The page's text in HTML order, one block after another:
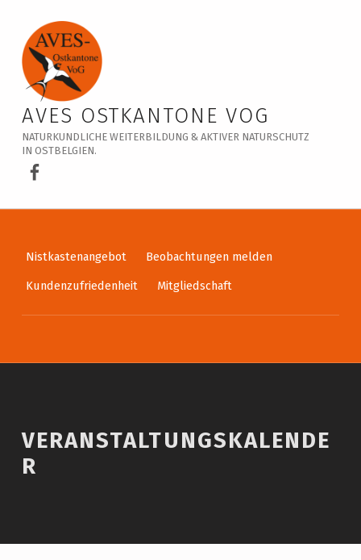
Veranstaltungskalender – AVES Ostkantone VoG
AVES OSTKANTONE VOG
NATURKUNDLICHE WEITERBILDUNG & AKTIVER NATURSCHUTZ
IN OSTBELGIEN.
AVES Ostkantone bei Facebook
Nistkastenangebot
Beobachtungen melden
Kundenzufriedenheit
Mitgliedschaft
VERANSTALTUNGSKALENDE
R